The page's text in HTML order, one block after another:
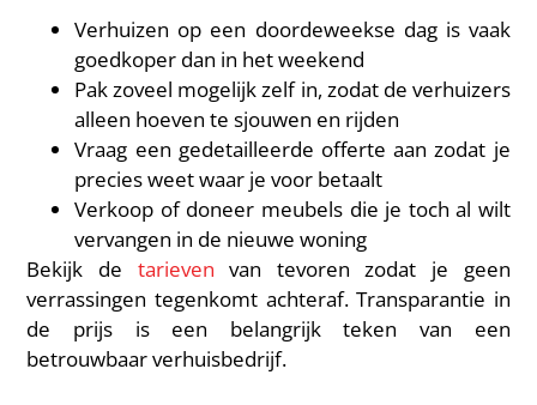
Verhuizen op een doordeweekse dag is vaak
goedkoper dan in het weekend
Pak zoveel mogelijk zelf in, zodat de verhuizers
alleen hoeven te sjouwen en rijden
Vraag een gedetailleerde offerte aan zodat je
precies weet waar je voor betaalt
Verkoop of doneer meubels die je toch al wilt
vervangen in de nieuwe woning
Bekijk de tarieven van tevoren zodat je geen
verrassingen tegenkomt achteraf. Transparantie in
de prijs is een belangrijk teken van een
betrouwbaar verhuisbedrijf.